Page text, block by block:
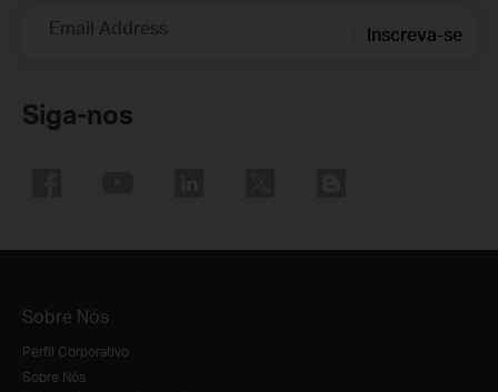
Email Address Inscreva-se
Siga-nos
Sobre Nós
Perfil Corporativo
Sobre Nós